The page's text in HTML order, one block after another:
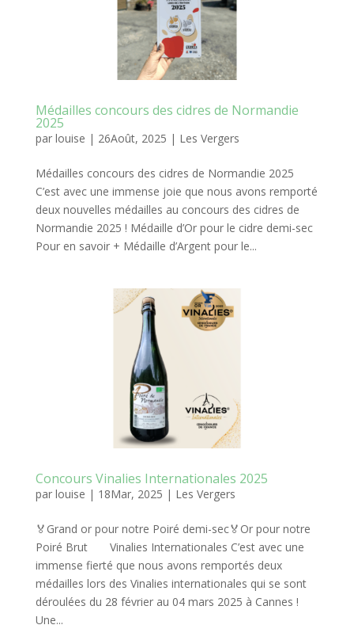
Médailles concours des cidres de Normandie
2025
par louise | 26Août, 2025 | Les Vergers
Médailles concours des cidres de Normandie 2025
C’est avec une immense joie que nous avons remporté
deux nouvelles médailles au concours des cidres de
Normandie 2025 ! Médaille d’Or pour le cidre demi-sec
Pour en savoir + Médaille d’Argent pour le...
Concours Vinalies Internationales 2025
par louise | 18Mar, 2025 | Les Vergers
🏅Grand or pour notre Poiré demi-sec🏅Or pour notre
Poiré Brut Vinalies Internationales C’est avec une
immense fierté que nous avons remportés deux
médailles lors des Vinalies internationales qui se sont
déroulées du 28 février au 04 mars 2025 à Cannes !
Une...